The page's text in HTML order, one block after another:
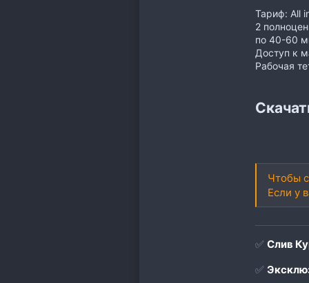
Тариф: All
2
по 40-60
Доступ к
Рабочая
Чтобы
Если у
✅ Слив
✅